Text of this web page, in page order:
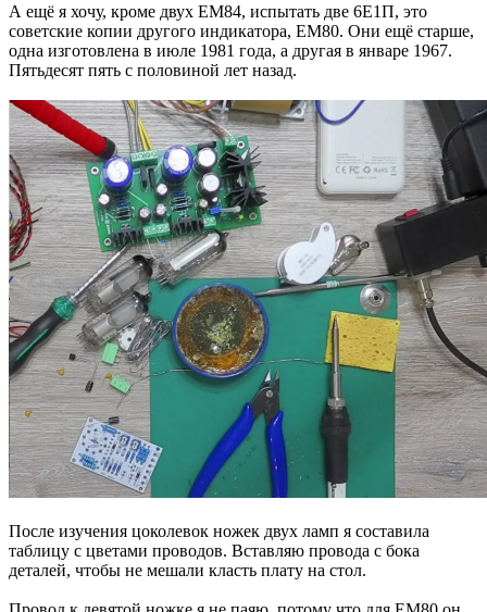
А ещё я хочу, кроме двух EM84, испытать две 6E1П, это
советские копии другого индикатора, EM80. Они ещё старше,
одна изготовлена ​​в июле 1981 года, а другая в январе 1967.
Пятьдесят пять с половиной лет назад.
После изучения цоколевок ножек двух ламп я составила
таблицу с цветами проводов. Вставляю провода с бока
деталей, чтобы не мешали класть плату на стол.